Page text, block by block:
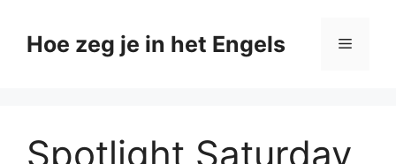
naarHoe zeg je in het Engels Menu
Spotlight Saturday